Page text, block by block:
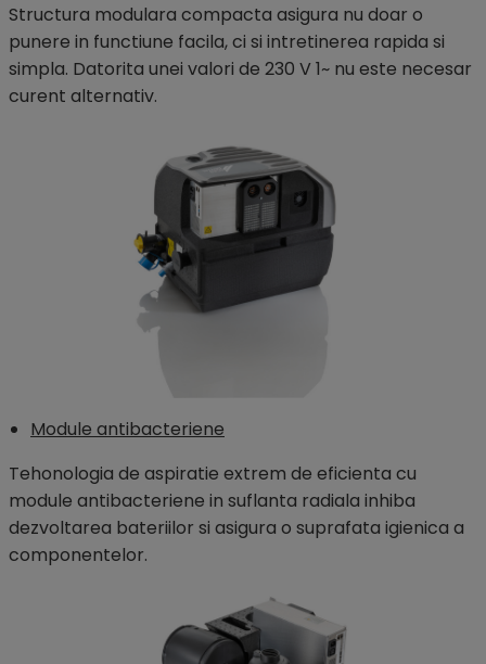
Structura modulara compacta asigura nu doar o
punere in functiune facila, ci si intretinerea rapida si
simpla. Datorita unei valori de 230 V 1~ nu este necesar
curent alternativ.
Module antibacteriene
Tehonologia de aspiratie extrem de eficienta cu
module antibacteriene in suflanta radiala inhiba
dezvoltarea bateriilor si asigura o suprafata igienica a
componentelor.